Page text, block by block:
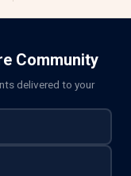
Community
delivered to your